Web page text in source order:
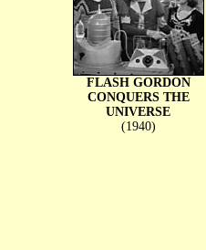
FLASH GORDON
CONQUERS THE
UNIVERSE
(1940)